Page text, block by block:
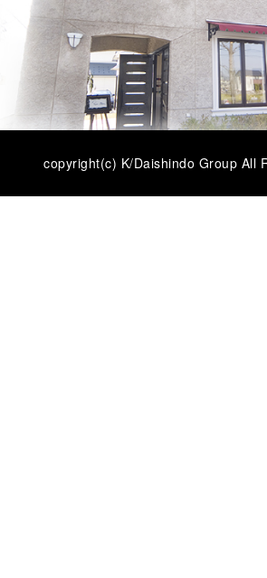
copyright(c) K/Daishindo Group All